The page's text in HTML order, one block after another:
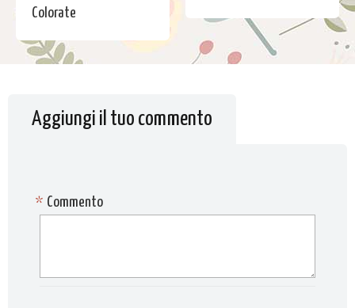
Colorate
Aggiungi il tuo commento
Commento
*